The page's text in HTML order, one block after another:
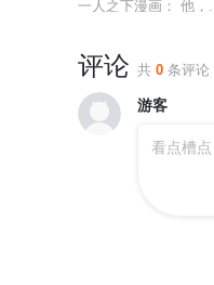
一人之下漫画： 他，
评论 共 0 条评论
游客
看点槽